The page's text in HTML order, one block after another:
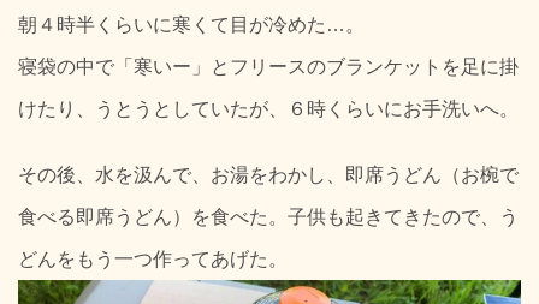
朝４時半くらいに寒くて目が冷めた…。
寝袋の中で「寒いー」とフリースのブランケットを足に掛
けたり、うとうとしていたが、６時くらいにお手洗いへ。
その後、水を汲んで、お湯をわかし、即席うどん（お椀で
食べる即席うどん）を食べた。子供も起きてきたので、う
どんをもう一つ作ってあげた。